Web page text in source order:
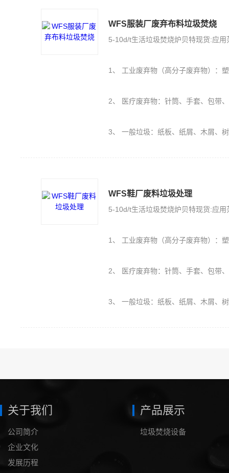
WFS服装厂废弃布料垃圾焚烧
5-10d/t生活垃圾焚烧炉贝特现货:应用
1、 工业废弃物（高分子废弃物）：塑料PE、PU、橡胶（轮胎）、保丽
2、 医疗废弃物：针筒、手套、包带
3、 一般垃圾：纸板、纸屑、木屑、
WFS鞋厂废料垃圾处理
5-10d/t生活垃圾焚烧炉贝特现货:应用
1、 工业废弃物（高分子废弃物）：塑料PE、PU、橡胶（轮胎）、保丽
2、 医疗废弃物：针筒、手套、包带
3、 一般垃圾：纸板、纸屑、木屑、
关于我们
公司简介
企业文化
发展历程
产品展示
垃圾焚烧设备